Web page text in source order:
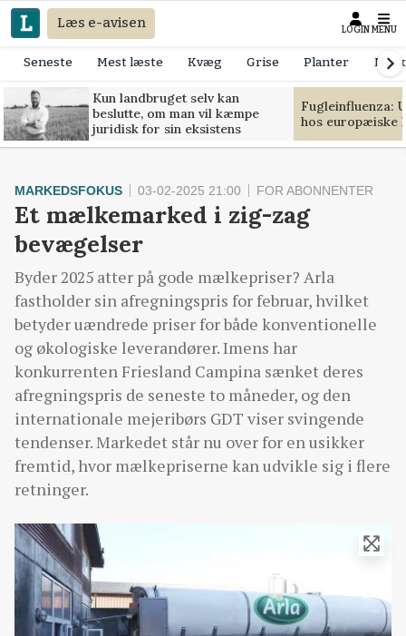
Læs e-avisen LOGIN MENU
Seneste Mest læste Kvæg Grise Planter
Kun landbruget selv kan
beslutte, om man vil kæmpe
juridisk for sin eksistens
Fugleinfluenza:
hos europæiske
MARKEDSFOKUS 03-02-2025 21:00 FOR ABONNENTER
Et mælkemarked i zig-zag
bevægelser
Byder 2025 atter på gode mælkepriser? Arla
fastholder sin afregningspris for februar, hvilket
betyder uændrede priser for både konventionelle
og økologiske leverandører. Imens har
konkurrenten Friesland Campina sænket deres
afregningspris de seneste to måneder, og den
internationale mejeribørs GDT viser svingende
tendenser. Markedet står nu over for en usikker
fremtid, hvor mælkepriserne kan udvikle sig i flere
retninger.